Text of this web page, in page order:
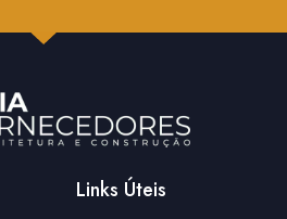
Links Úteis